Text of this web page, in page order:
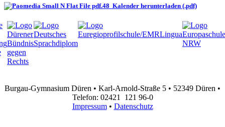
Kalender herunterladen (.pdf)
Burgau-Gymnasium Düren • Karl-Arnold-Straße 5 • 52349 Düren •
Telefon: 02421 121 96-0
Impressum• Datenschutz